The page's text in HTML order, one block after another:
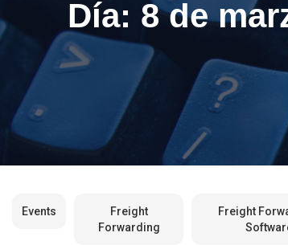
Día: 8 de
Events
Freight
Forwarding
Freight